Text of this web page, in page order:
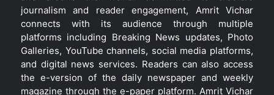
journalism and reader engagement, Amrit Vichar
connects with its audience through multiple
platforms including Breaking News updates, Photo
Galleries, YouTube channels, social media platforms,
and digital news services. Readers can also access
the e-version of the daily newspaper and weekly
magazine through the e-paper platform. Amrit Vichar